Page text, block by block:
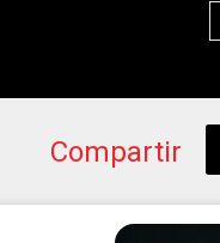
Compartir